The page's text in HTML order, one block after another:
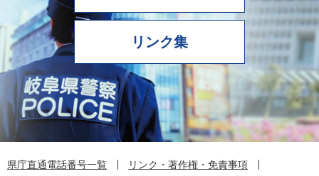
リンク集
県庁直通電話番号一覧 リンク・著作権・免責事項